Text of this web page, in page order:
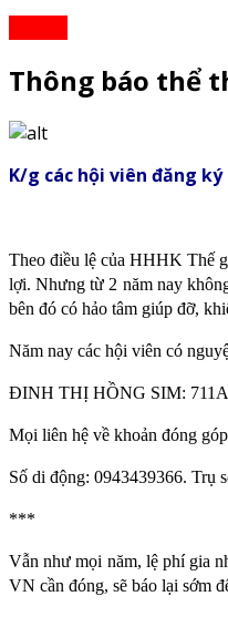
Thông báo thể
K/g các hội viên đăng
Theo điều lệ của HHHK Thế
lợi. Nhưng từ 2 năm nay
bên đó có hảo tâm giúp đỡ,
Năm nay các hội viên có
ĐINH THỊ HỒNG SIM:
Mọi liên hệ về khoản đóng
Số di động: 0943439366.
***
Vẫn như mọi năm, lệ phí gia
VN cần đóng, sẽ báo lại sớm